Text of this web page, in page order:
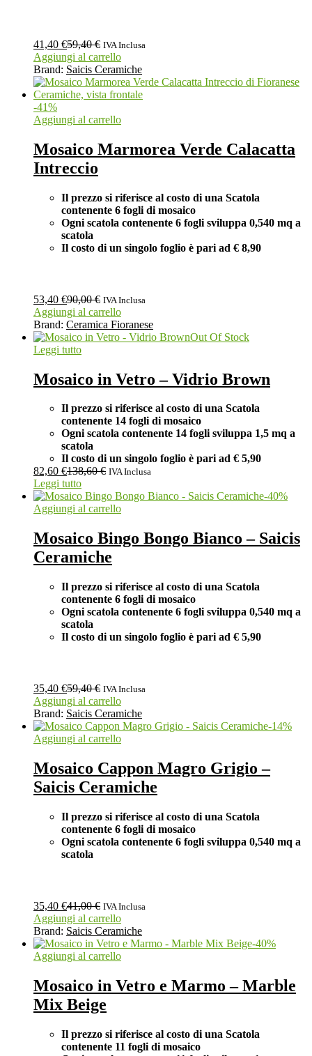
41,40 €59,40€ IVA Inclusa
Aggiungi al carrello
Brand: Saicis Ceramiche
-41%
Aggiungi al carrello
Mosaico Marmorea Verde Calacatta
Intreccio
Il prezzo si riferisce al costo di una Scatola
contenente 6 fogli di mosaico
Ogni scatola contenente 6 fogli sviluppa 0,540 mq a
scatola
Il costo di un singolo foglio è pari ad € 8,90
53,40 €90,00€ IVA Inclusa
Aggiungi al carrello
Brand: Ceramica Fioranese
Out Of Stock
Leggi tutto
Mosaico in Vetro – Vidrio Brown
Il prezzo si riferisce al costo di una Scatola
contenente 14 fogli di mosaico
Ogni scatola contenente 14 foglisviluppa 1,5 mq a
scatola
Il costo di un singolo foglio è pari ad € 5,90
82,60 €138,60€ IVA Inclusa
Leggi tutto
-40%
Aggiungi al carrello
Mosaico Bingo Bongo Bianco – Saicis
Ceramiche
Il prezzo si riferisce al costo di una Scatola
contenente 6 fogli di mosaico
Ogni scatola contenente 6 fogli sviluppa 0,540 mq a
scatola
Il costo di un singolo foglio è pari ad € 5,90
35,40 €59,40€ IVA Inclusa
Aggiungi al carrello
Brand: Saicis Ceramiche
-14%
Aggiungi al carrello
Mosaico Cappon Magro Grigio –
Saicis Ceramiche
Il prezzo si riferisce al costo di una Scatola
contenente 6 fogli di mosaico
Ogni scatola contenente 6 fogli sviluppa 0,540 mq a
scatola
35,40 €41,00€ IVA Inclusa
Aggiungi al carrello
Brand: Saicis Ceramiche
-40%
Aggiungi al carrello
Mosaico in Vetro e Marmo – Marble
Mix Beige
Il prezzo si riferisce al costo di una Scatola
contenente 11 fogli di mosaico